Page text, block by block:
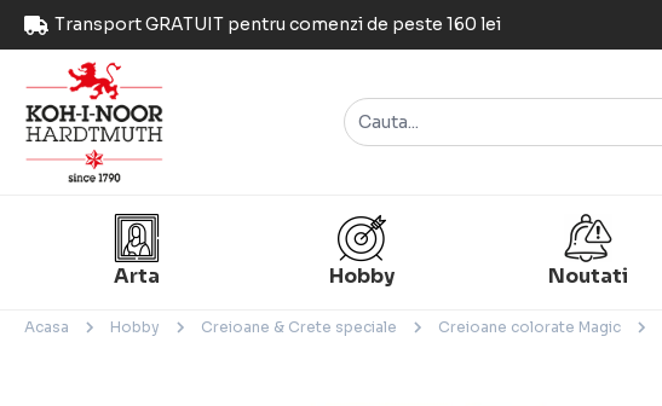
Transport GRATUIT pentru comenzi de peste 160 lei
Arta Hobby Noutati
Acasa Hobby Creioane & Crete speciale Creioane colorate Magic